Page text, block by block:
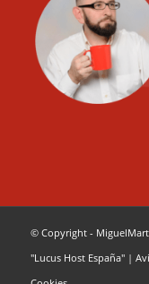
© Copyright -
"Lucus Host España"|